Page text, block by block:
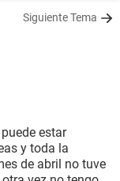
Siguiente Tema
estar
y toda la
de abril no tuve